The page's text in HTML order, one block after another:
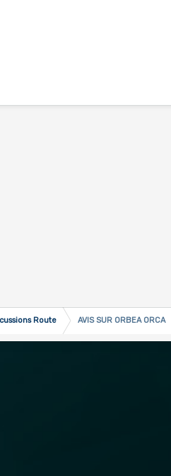
Route AVIS SUR ORBEA ORCA